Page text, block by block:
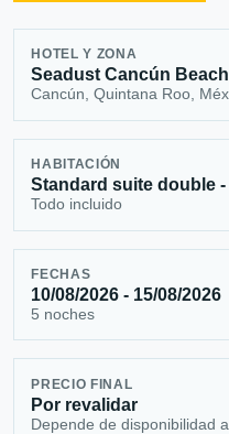
HOTEL Y ZONA
Seadust Cancún
Cancún, Quintana Roo,
HABITACIÓN
Standard suite double -
Todo incluido
FECHAS
10/08/2026 - 15/08/2026
5 noches
PRECIO FINAL
Por revalidar
Depende de disponibilidad